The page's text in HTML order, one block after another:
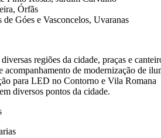
Órfãs
Góes e Vasconcelos, Uvaranas
regiões da cidade, praças e
de modernização de
para LED no Contorno e Vila Romana
diversos pontos da cidade.